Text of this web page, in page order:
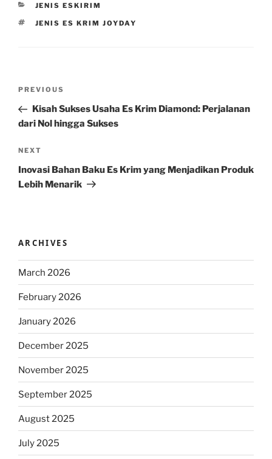
CATEGORIES
JENIS ESKIRIM
TAGS
JENIS ES KRIM JOYDAY
Previous
Post
PREVIOUS
Kisah Sukses Usaha Es Krim Diamond: Perjalanan
dari Nol hingga Sukses
Next
Post
NEXT
Inovasi Bahan Baku Es Krim yang Menjadikan Produk
Lebih Menarik
ARCHIVES
March 2026
February 2026
January 2026
December 2025
November 2025
September 2025
August 2025
July 2025